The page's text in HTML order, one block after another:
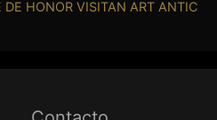
HONOR VISITAN ART ANTIC